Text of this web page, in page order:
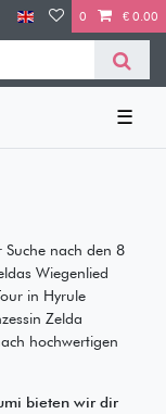
0 € 0.00
☰
nach den 8
Wiegenlied
in Hyrule
Zelda
hochwertigen
bieten wir dir